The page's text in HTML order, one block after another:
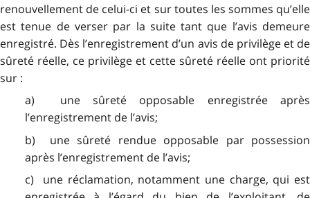
renouvellement de celui-ci et sur toutes les sommes qu’elle
est tenue de verser par la suite tant que l’avis demeure
enregistré. Dès l’enregistrement d’un avis de privilège et de
sûreté réelle, ce privilège et cette sûreté réelle ont priorité
sur :
a) une sûreté opposable enregistrée après
l’enregistrement de l’avis;
b) une sûreté rendue opposable par possession
après l’enregistrement de l’avis;
c) une réclamation, notamment une charge, qui est